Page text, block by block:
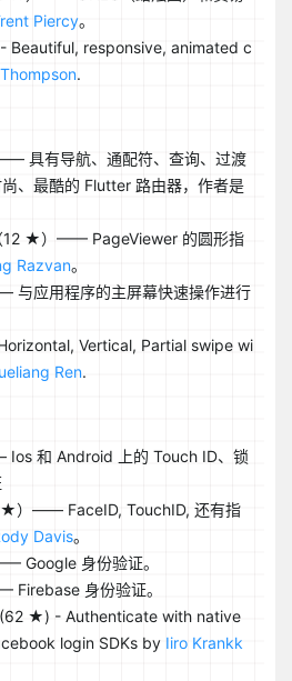
Piercy。
Beautiful, responsive, animated c
.
具有导航、通配符、查询、过渡
、最酷的 Flutter 路由器，作者是
12 ★）—— PageViewer 的圆形指
Razvan。
与应用程序的主屏幕快速操作进行
Vertical, Partial swipe wi
Ren.
和 Android 上的 Touch ID、锁
★）—— FaceID, TouchID, 还有指
Davis。
Google 身份验证。
Firebase 身份验证。
(62 ★) - Authenticate with native
login SDKs by Iiro Krankk